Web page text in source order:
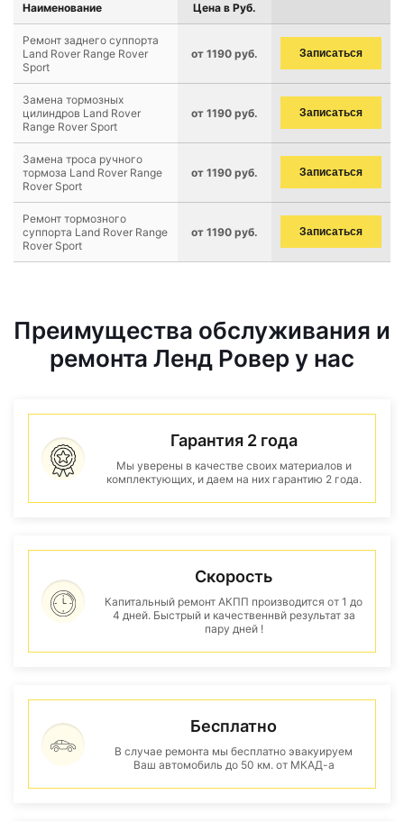
Наименование Цена в Руб.
Ремонт заднего суппорта
Land Rover Range Rover
Sport
от 1190 руб. Записаться
Замена тормозных
цилиндров Land Rover
Range Rover Sport
от 1190 руб. Записаться
Замена троса ручного
тормоза Land Rover Range
Rover Sport
от 1190 руб. Записаться
Ремонт тормозного
суппорта Land Rover Range
Rover Sport
от 1190 руб. Записаться
Преимущества обслуживания и
ремонта Ленд Ровер у нас
Гарантия 2 года
Мы уверены в качестве своих материалов и
комплектующих, и даем на них гарантию 2 года.
Скорость
Капитальный ремонт АКПП производится от 1 до
4 дней. Быстрый и качественнвй результат за
пару дней !
Бесплатно
В случае ремонта мы бесплатно эвакуируем
Ваш автомобиль до 50 км. от МКАД-а